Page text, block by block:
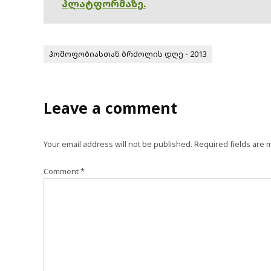
პლატფორმაზე.
ჰომოფობიასთან ბრძოლის დღე - 2013
Leave a comment
Your email address will not be published. Required fields are
Comment*